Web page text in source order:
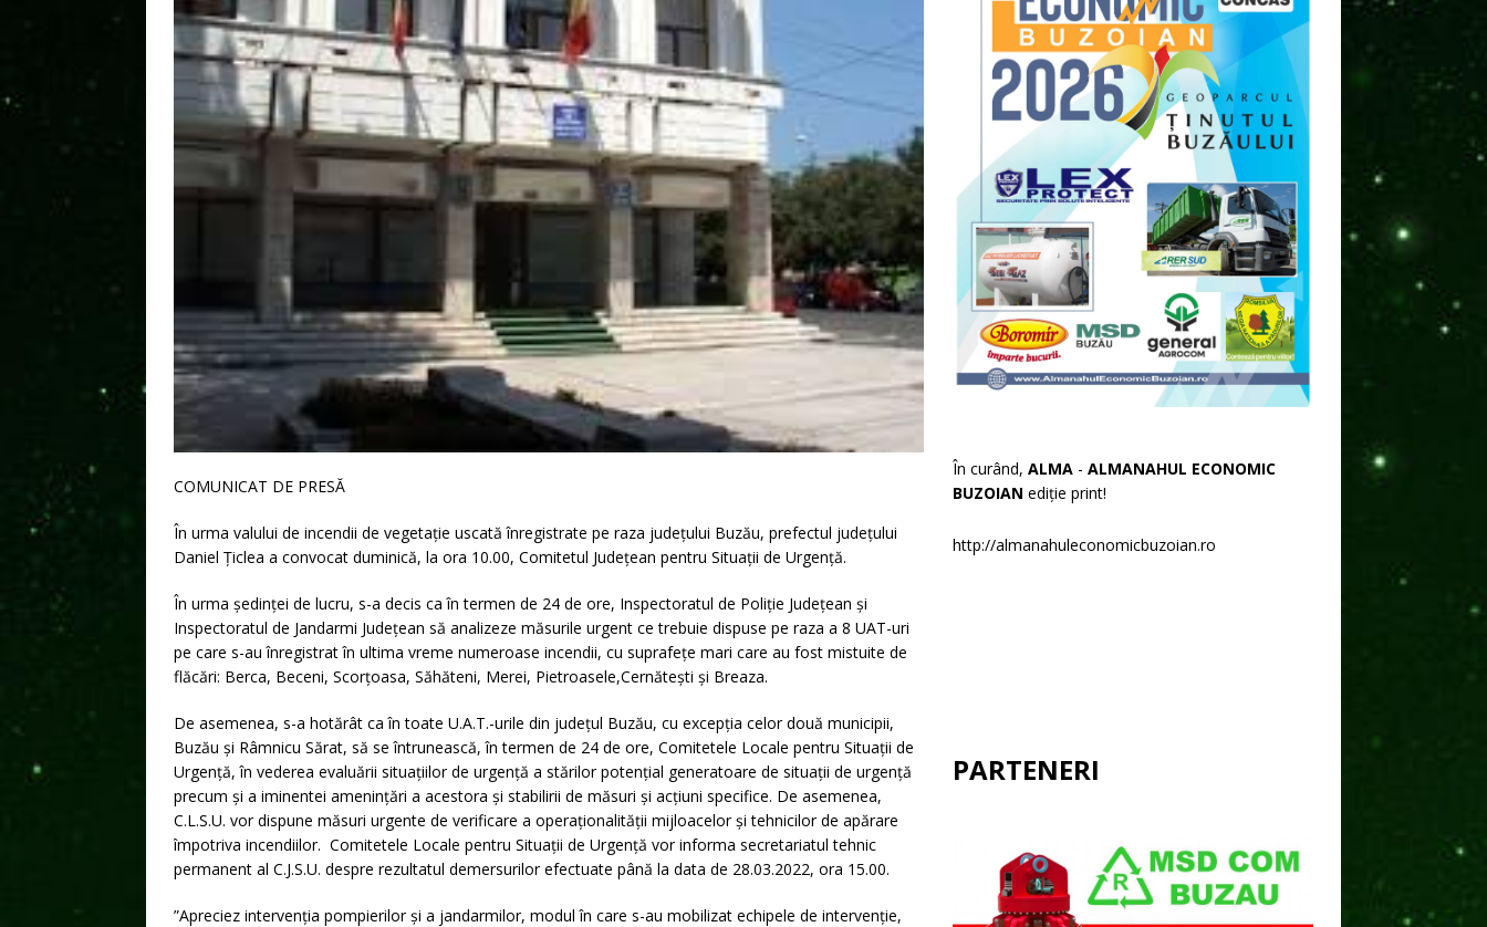
COMUNICAT DE PRESĂ
În urma valului de incendii de vegetație uscată înregistrate pe raza județului Buzău, prefectul județului
Daniel Țiclea a convocat duminică, la ora 10.00, Comitetul Județean pentru Situații de Urgență.
În urma ședinței de lucru, s-a decis ca în termen de 24 de ore, Inspectoratul de Poliție Județean și
Inspectoratul de Jandarmi Județean să analizeze măsurile urgent ce trebuie dispuse pe raza a 8 UAT-uri
pe care s-au înregistrat în ultima vreme numeroase incendii, cu suprafețe mari care au fost mistuite de
flăcări: Berca, Beceni, Scorțoasa, Săhăteni, Merei, Pietroasele,Cernătești și Breaza.
De asemenea, s-a hotărât ca în toate U.A.T.-urile din județul Buzău, cu excepția celor două municipii,
Buzău și Râmnicu Sărat, să se întrunească, în termen de 24 de ore, Comitetele Locale pentru Situații de
Urgență, în vederea evaluării situațiilor de urgență a stărilor potențial generatoare de situații de urgență
precum și a iminentei amenințări a acestora și stabilirii de măsuri și acțiuni specifice. De asemenea,
C.L.S.U. vor dispune măsuri urgente de verificare a operaționalității mijloacelor și tehnicilor de apărare
împotriva incendiilor. Comitetele Locale pentru Situații de Urgență vor informa secretariatul tehnic
permanent al C.J.S.U. despre rezultatul demersurilor efectuate până la data de 28.03.2022, ora 15.00.
”Apreciez intervenția pompierilor și a jandarmilor, modul în care s-au mobilizat echipele de intervenție,
În curând, ALMA - ALMANAHUL ECONOMIC
BUZOIAN ediție print!
http://almanahuleconomicbuzoian.ro
PARTENERI